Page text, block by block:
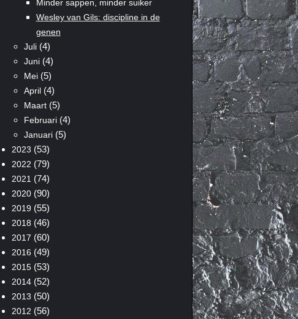
Minder sappen, minder suiker
Wesley van Gils: discipline in de
genen
Juli(4)
Juni(4)
Mei(5)
April(4)
Maart(5)
Februari(4)
Januari(5)
2023 (53)
2022 (79)
2021 (74)
2020(90)
2019 (55)
2018 (46)
2017 (60)
2016 (49)
2015(53)
2014(52)
2013 (50)
2012 (56)